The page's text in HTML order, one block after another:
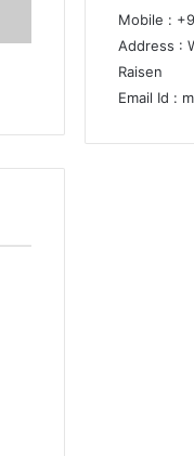
Mobile :
Address :
Raisen
Email Id :